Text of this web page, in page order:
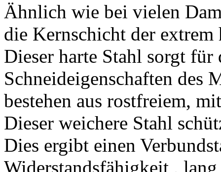
Ähnlich wie bei vielen
die Kernschicht der
Dieser harte Stahl sorgt für
Schneideigenschaften des
bestehen aus rostfreiem,
Dieser weichere Stahl
Dies ergibt einen
Widerstandsfähigkeit ,